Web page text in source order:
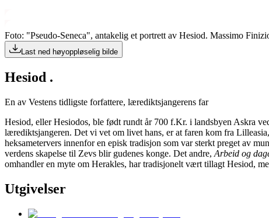
Foto: "Pseudo-Seneca", antakelig et portrett av Hesiod. Massimo
Last ned høyoppløselig bilde
Hesiod .
En av Vestens tidligste forfattere, lærediktsjangerens far
Hesiod, eller Hesiodos, ble født rundt år 700 f.Kr. i landsbyen Askra
lærediktsjangeren. Det vi vet om livet hans, er at faren kom fra
heksametervers innenfor en episk tradisjon som var sterkt preget av
verdens skapelse til Zevs blir gudenes konge. Det andre, Arbeid og
omhandler en myte om Herakles, har tradisjonelt vært tillagt Hesiod,
Utgivelser